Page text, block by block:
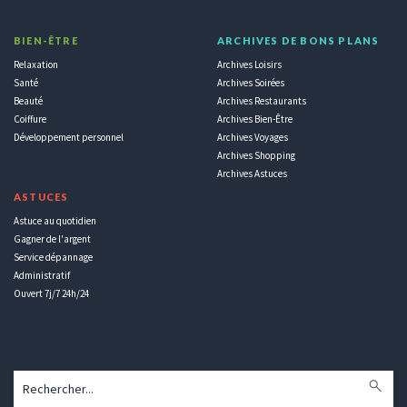
BIEN-ÊTRE
Relaxation
Santé
Beauté
Coiffure
Développement personnel
ASTUCES
Astuce au quotidien
Gagner de l'argent
Service dépannage
Administratif
Ouvert 7j/7 24h/24
ARCHIVES DE BONS PLANS
Archives Loisirs
Archives Soirées
Archives Restaurants
Archives Bien-Être
Archives Voyages
Archives Shopping
Archives Astuces